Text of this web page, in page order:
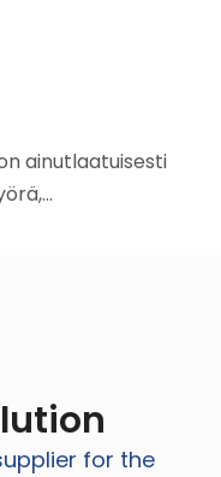
ainutlaatuisesti
for the